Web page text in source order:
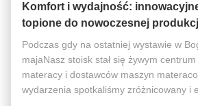
Komfort i wydajność:
topione do nowoczesnej
Podczas gdy na ostatniej wystawie w
majaNasz stoisk stał się żywym
materacy i dostawców maszyn
wydarzenia spotkaliśmy zróżnicowany i